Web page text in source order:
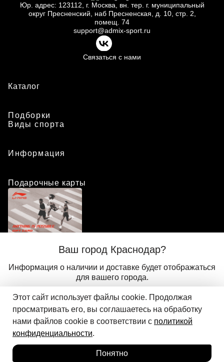
Ваш город Краснодар?
Информация о наличии и доставке будет отображаться
для вашего города.
Корзина
Добавить в корзину
Юр. адрес: 123112, г. Москва, вн. тер. г. муниципальный
округ Пресненский, наб Пресненская, д.
10, стр. 2,
помещ. 74
support@admix-sport.ru
Связаться с нами
Каталог
Подборки
Виды спорта
Информация
Подарочные карты
Положение о программе лояльности
© 2024 ООО «АДМИКС СПОРТ», официальный дистрибьютор
Li-Ning в России
Этот сайт использует файлы cookie. Продолжая
просматривать его, вы соглашаетесь на обработку
нами файлов cookie в соответствии с политикой
конфиденциальности.
Понятно